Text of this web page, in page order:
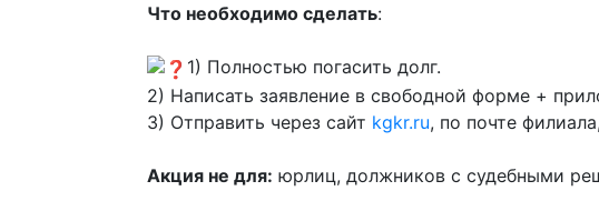
Что необходимо сделать:
1) Полностью погасить долг.
2) Написать заявление в свободной форме +
3) Отправить через сайт kgkr.ru, по почте
Акция не для: юрлиц, должников с судебными